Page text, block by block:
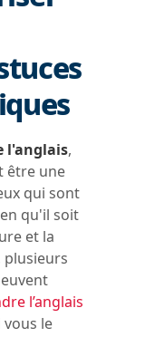
l'anglais,
être une
qui sont
qu'il soit
et la
plusieurs
l’anglais
vous le